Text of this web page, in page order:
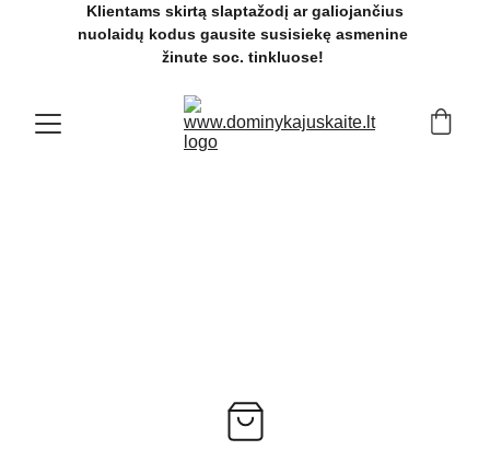
nuolaidų kodus gausite susisiekę asmenine
žinute soc. tinkluose!